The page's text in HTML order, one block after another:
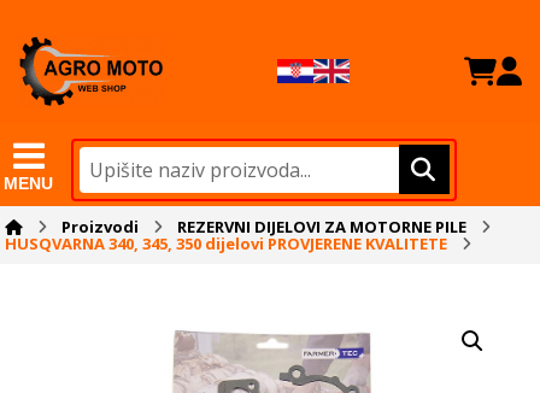
MENU
Proizvodi REZERVNI DIJELOVI ZA MOTORNE PILE
HUSQVARNA 340, 345, 350 dijelovi PROVJERENE KVALITETE